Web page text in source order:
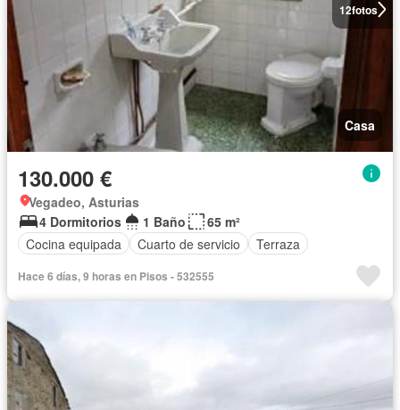
12fotos
Casa
130.000 €
Vegadeo, Asturias
4 Dormitorios
1 Baño
65 m²
Cocina equipada
Cuarto de servicio Terraza
Hace 6 días, 9 horas en Pisos - 532555